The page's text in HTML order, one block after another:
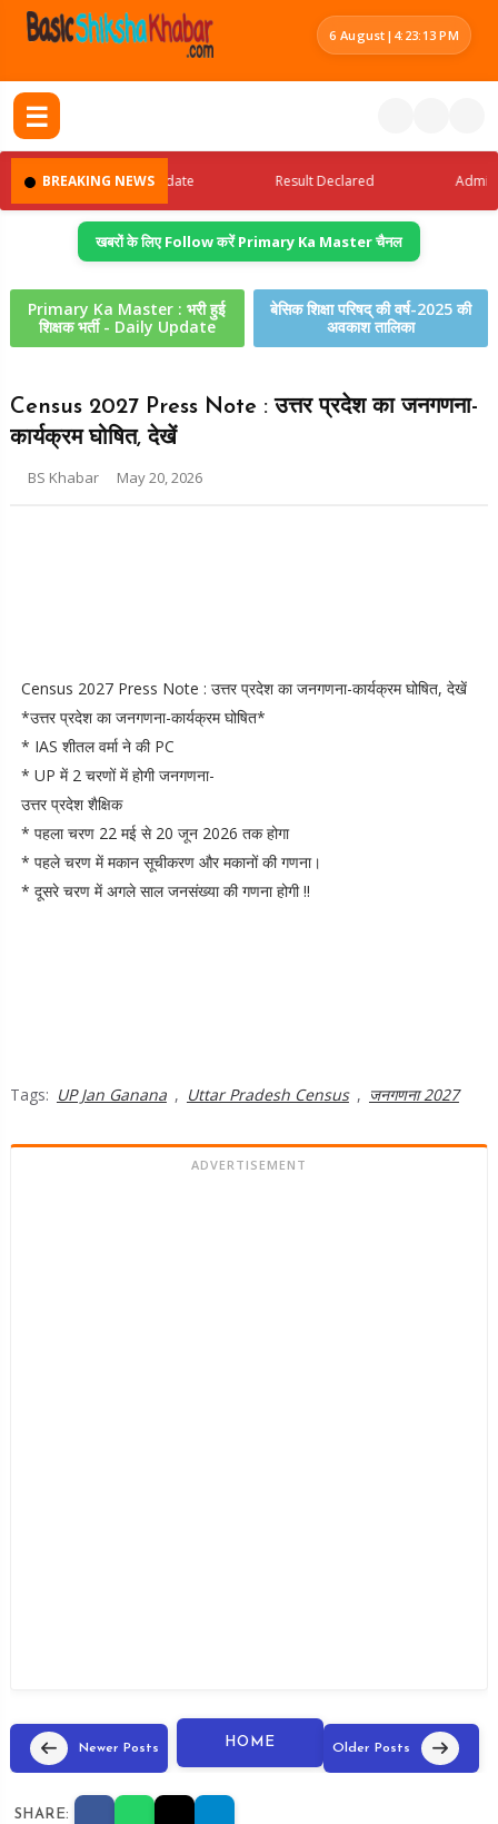
6 August | 4:23:14 PM
☰
BREAKING NEWS
Latest Jobs Update Result Declared Admit
खबरों के लिए Follow करें Primary Ka Master चैनल
Primary Ka Master : भरी हुई
शिक्षक भर्ती - Daily Update
बेसिक शिक्षा परिषद् की वर्ष-2025 की
अवकाश तालिका
Census 2027 Press Note : उत्तर प्रदेश का जनगणना-
कार्यक्रम घोषित, देखें
BS Khabar May 20, 2026
Census 2027 Press Note : उत्तर प्रदेश का जनगणना-कार्यक्रम घोषित, देखें
*उत्तर प्रदेश का जनगणना-कार्यक्रम घोषित*
* IAS शीतल वर्मा ने की PC
* UP में 2 चरणों में होगी जनगणना-
उत्तर प्रदेश शैक्षिक
* पहला चरण 22 मई से 20 जून 2026 तक होगा
* पहले चरण में मकान सूचीकरण और मकानों की गणना।
* दूसरे चरण में अगले साल जनसंख्या की गणना होगी !!
Tags: UP Jan Ganana , Uttar Pradesh Census , जनगणना 2027
ADVERTISEMENT
Newer Posts HOME Older Posts
SHARE: